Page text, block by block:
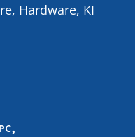
Hardware, KI